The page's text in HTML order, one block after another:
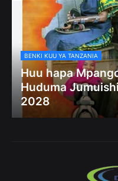
BENKI KUU YA TANZANIA
Huu hapa
Huduma
2028